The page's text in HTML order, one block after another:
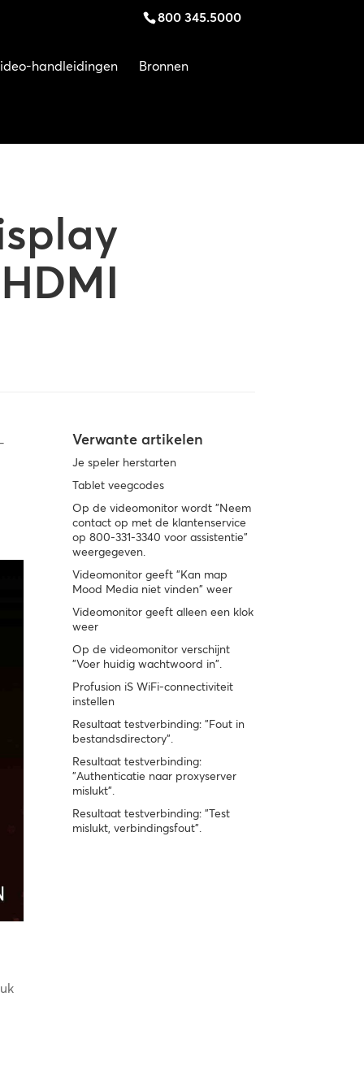
800 345.5000
handleidingen Bronnen
Verwante artikelen
Je speler herstarten
Tablet veegcodes
Op de videomonitor wordt "Neem
contact op met de klantenservice
op 800-331-3340 voor assistentie"
weergegeven.
Videomonitor geeft "Kan map
Mood Media niet vinden" weer
Videomonitor geeft alleen een klok
weer
Op de videomonitor verschijnt
"Voer huidig wachtwoord in".
Profusion iS WiFi-connectiviteit
instellen
Resultaat testverbinding: "Fout in
bestandsdirectory".
Resultaat testverbinding:
"Authenticatie naar proxyserver
mislukt".
Resultaat testverbinding: "Test
mislukt, verbindingsfout".